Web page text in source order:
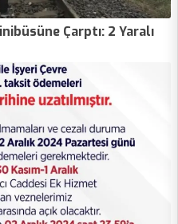
Çarptı: 2 Yaralı